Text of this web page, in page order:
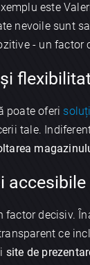
este
nevoile sunt
- un
poate oferi
tale.
accesibile
factor decisiv.
ce
site de